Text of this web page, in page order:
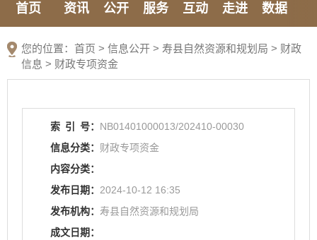
首页 资讯 公开 服务 互动 走进
数据
您的位置： 首页 > 信息公开 > 寿县自然资源和规划局 > 财政
信息 > 财政专项资金
索 引 号： NB01401000013/202410-00030
信息分类： 财政专项资金
内容分类：
发布日期： 2024-10-12 16:35
发布机构： 寿县自然资源和规划局
成文日期：